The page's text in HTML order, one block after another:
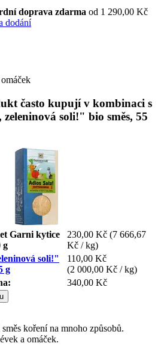
doprava zdarma od 1 290,00 Kč
dodání
často kupují v kombinaci s
soli!" bio směs, 55
Garni kytice
g
230,00 Kč (7 666,67
Kč / kg)
soli!"
g
110,00 Kč
(2 000,00 Kč / kg)
340,00 Kč
koření na mnoho způsobů.
a omáček.